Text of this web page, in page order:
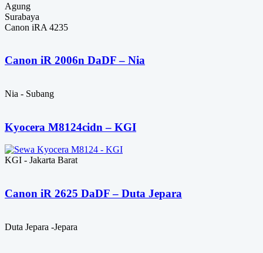
Agung
Surabaya
Canon iRA 4235
Canon iR 2006n DaDF – Nia
Nia - Subang
Kyocera M8124cidn – KGI
KGI - Jakarta Barat
Canon iR 2625 DaDF – Duta Jepara
Duta Jepara -Jepara